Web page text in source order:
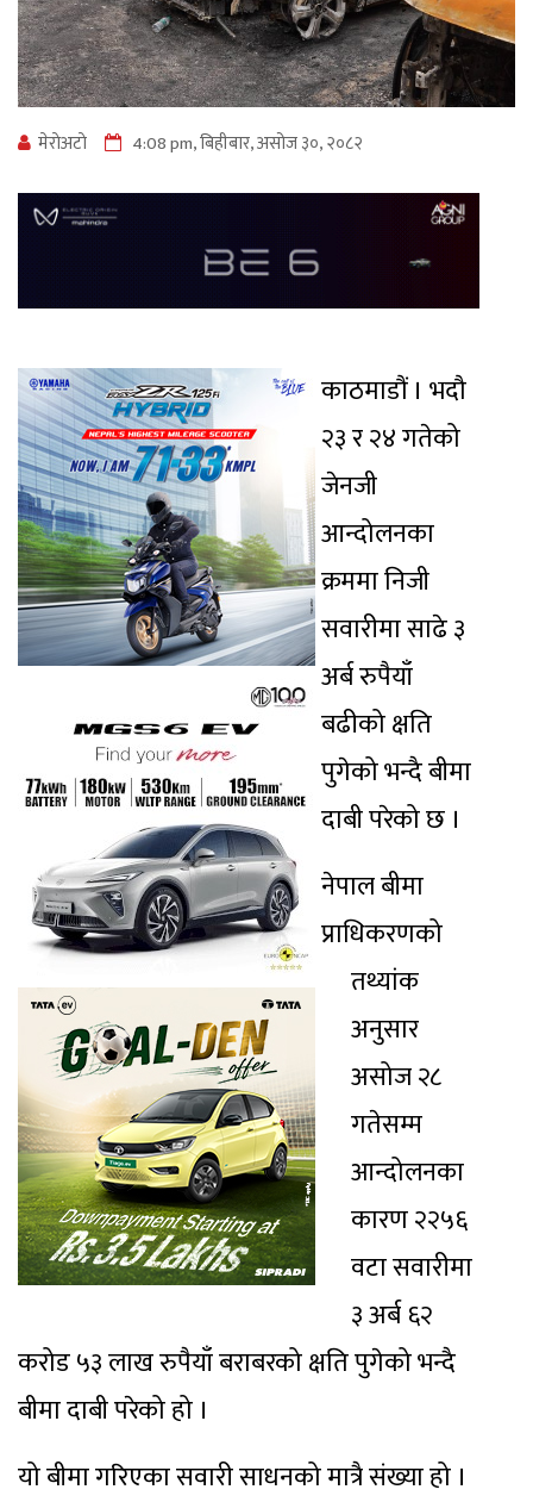
मेराेअटाे 4:08 pm, बिहीबार, असोज ३०, २०८२
काठमाडौं । भदौ
२३ र २४ गतेको
जेनजी
आन्दोलनका
क्रममा निजी
सवारीमा साढे ३
अर्ब रुपैयाँ
बढीको क्षति
पुगेको भन्दै बीमा
दाबी परेको छ ।
नेपाल बीमा
प्राधिकरणको
तथ्यांक
अनुसार
असोज २८
गतेसम्म
आन्दोलनका
कारण २२५६
वटा सवारीमा
३ अर्ब ६२
करोड ५३ लाख रुपैयाँ बराबरको क्षति पुगेको भन्दै
बीमा दाबी परेको हो ।
यो बीमा गरिएका सवारी साधनको मात्रै संख्या हो ।